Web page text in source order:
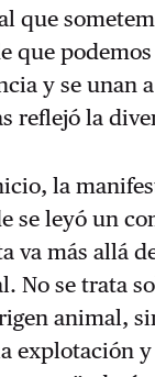
que
que
y se unan
reflejó la
la
se leyó un
va más allá
No se trata
animal,
explotación